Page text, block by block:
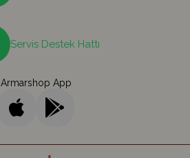
Servis Destek Hattı
Armarshop App